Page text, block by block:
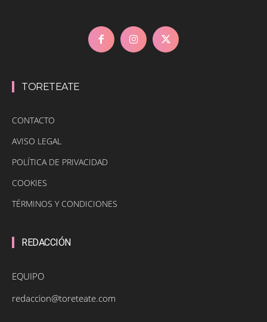
TORETEATE
CONTACTO
AVISO LEGAL
POLÍTICA DE PRIVACIDAD
COOKIES
TÉRMINOS Y CONDICIONES
REDACCIÓN
EQUIPO
redaccion@toreteate.com